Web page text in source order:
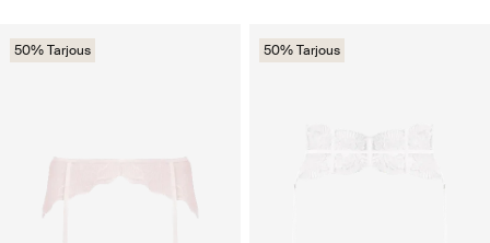
50% Tarjous 50% Tarjous